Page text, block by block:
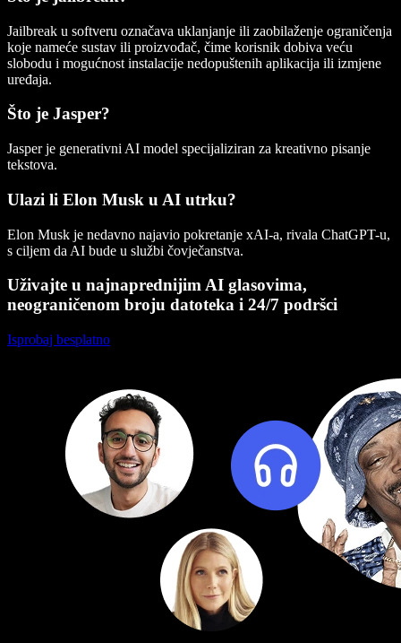
Jailbreak u softveru označava uklanjanje ili zaobilaženje ograničenja
koje nameće sustav ili proizvođač, čime korisnik dobiva veću
slobodu i mogućnost instalacije nedopuštenih aplikacija ili izmjene
uređaja.
Što je Jasper?
Jasper je generativni AI model specijaliziran za kreativno pisanje
tekstova.
Ulazi li Elon Musk u AI utrku?
Elon Musk je nedavno najavio pokretanje xAI-a, rivala ChatGPT-u,
s ciljem da AI bude u službi čovječanstva.
Uživajte u najnaprednijim AI glasovima,
neograničenom broju datoteka i 24/7 podršci
Isprobaj besplatno